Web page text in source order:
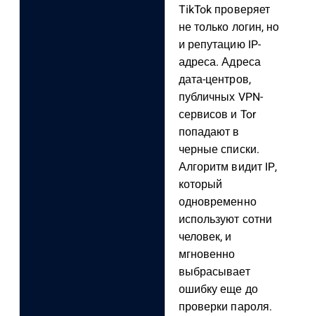
TikTok проверяет
не только логин, но
и репутацию IP-
адреса. Адреса
дата-центров,
публичных VPN-
сервисов и Tor
попадают в
черные списки.
Алгоритм видит IP,
который
одновременно
используют сотни
человек, и
мгновенно
выбрасывает
ошибку еще до
проверки пароля.